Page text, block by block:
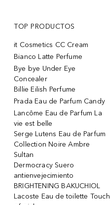
TOP PRODUCTOS
it Cosmetics CC Cream
Bianco Latte Perfume
Bye bye Under Eye
Concealer
Billie Eilish Perfume
Prada Eau de Parfum Candy
Lancôme Eau de Parfum La
vie est belle
Serge Lutens Eau de Parfum
Collection Noire Ambre
Sultan
Dermocracy Suero
antienvejecimiento
BRIGHTENING BAKUCHIOL
Lacoste Eau de toilette Touch